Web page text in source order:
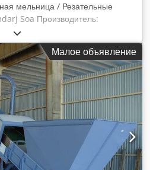
мельница / Резательные
Soa Производитель:
H5-3 Базовая машина с опорной
на клиноременной передаче,
панели управления Роторные
Диаметр ротора: 450 мм
отверстие: 600 x 580 мм
Малое объявление